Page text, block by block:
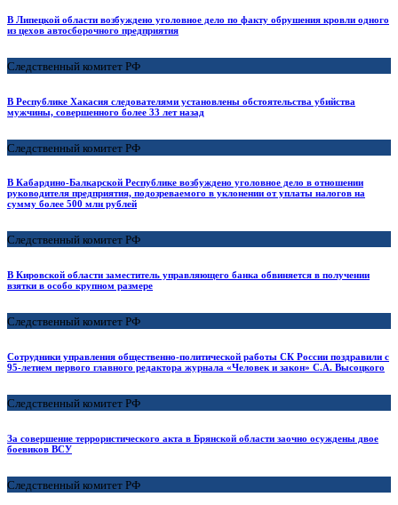
В Липецкой области возбуждено уголовное дело по факту обрушения кровли одного
из цехов автосборочного предприятия
Следственный комитет РФ
В Республике Хакасия следователями установлены обстоятельства убийства
мужчины, совершенного более 33 лет назад
Следственный комитет РФ
В Кабардино-Балкарской Республике возбуждено уголовное дело в отношении
руководителя предприятия, подозреваемого в уклонении от уплаты налогов на
сумму более 500 млн рублей
Следственный комитет РФ
В Кировской области заместитель управляющего банка обвиняется в получении
взятки в особо крупном размере
Следственный комитет РФ
Сотрудники управления общественно-политической работы СК России поздравили с
95-летием первого главного редактора журнала «Человек и закон» С.А. Высоцкого
Следственный комитет РФ
За совершение террористического акта в Брянской области заочно осуждены двое
боевиков ВСУ
Следственный комитет РФ